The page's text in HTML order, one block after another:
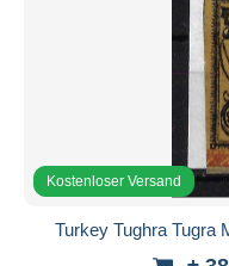
Kostenloser Versand
Turkey Tughra Tugra